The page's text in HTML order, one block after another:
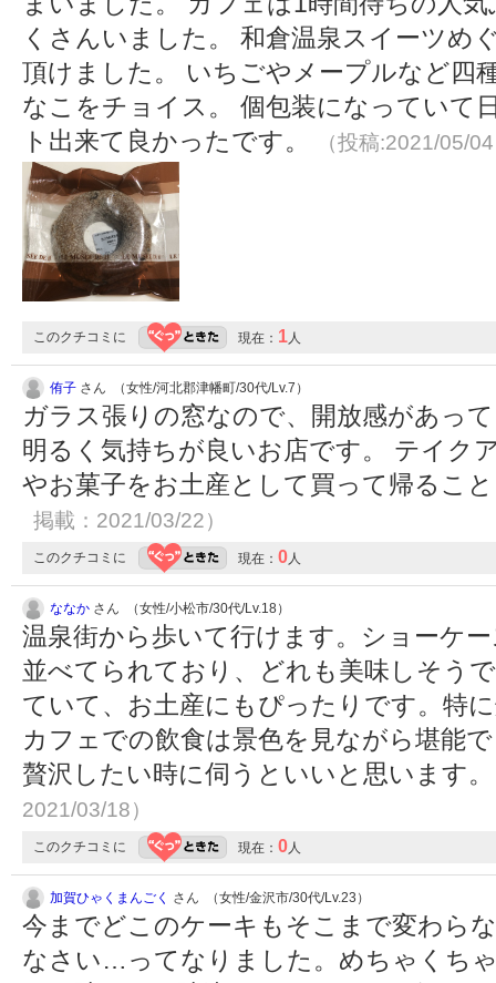
くさんいました。 和倉温泉スイーツめ
頂けました。 いちごやメープルなど四
なこをチョイス。 個包装になっていて
ト出来て良かったです。
（投稿:2021/05/
このクチコミに 現在： 1人
侑子 さん （女性/河北郡津幡町/30代/Lv.7）
ガラス張りの窓なので、開放感があっ
明るく気持ちが良いお店です。 テイク
やお菓子をお土産として買って帰るこ
掲載：2021/03/22）
このクチコミに 現在： 0人
ななか さん （女性/小松市/30代/Lv.18）
温泉街から歩いて行けます。ショーケ
並べてられており、どれも美味しそう
ていて、お土産にもぴったりです。特
カフェでの飲食は景色を見ながら堪能
贅沢したい時に伺うといいと思います
2021/03/18）
このクチコミに 現在： 0人
加賀ひゃくまんごく さん （女性/金沢市/30代/Lv.23）
今までどこのケーキもそこまで変わら
なさい…ってなりました。めちゃくち